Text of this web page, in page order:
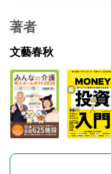
著者
文藝春秋